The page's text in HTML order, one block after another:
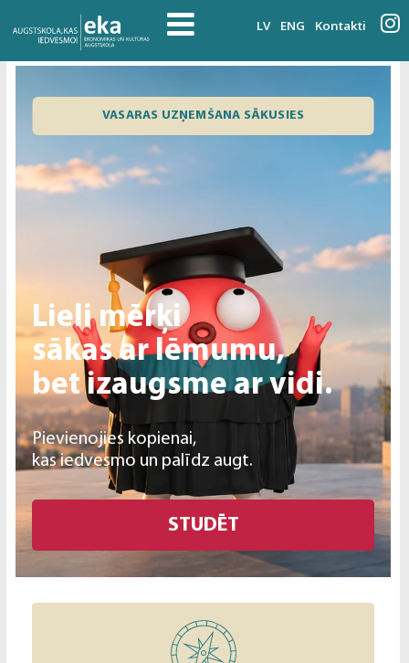
LV ENG Kontakti
VASARAS UZŅEMŠANA SĀKUSIES
Lieli mērķi
sākas ar lēmumu,
bet izaugsme ar vidi.
Pievienojies kopienai,
kas iedvesmo un palīdz augt.
STUDĒT